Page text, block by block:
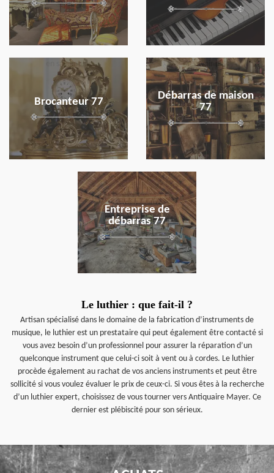
Brocanteur 77
en savoir plus
Débarras de maison
77
en savoir plus
Entreprise de
débarras 77
en savoir plus
Le luthier : que fait-il ?
Artisan spécialisé dans le domaine de la fabrication d’instruments de
musique, le luthier est un prestataire qui peut également être contacté si
vous avez besoin d’un professionnel pour assurer la réparation d’un
quelconque instrument que celui-ci soit à vent ou à cordes. Le luthier
procède également au rachat de vos anciens instruments et peut être
sollicité si vous voulez évaluer le prix de ceux-ci. Si vous êtes à la recherche
d’un luthier expert, choisissez de vous tourner vers Antiquaire Mayer. Ce
dernier est plébiscité pour son sérieux.